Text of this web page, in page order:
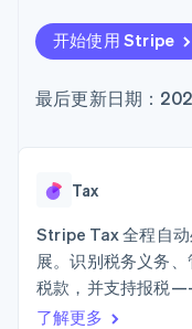
灵活的 UI 组件
支付方式
上
Terminal
Authorization
支付成功率优
Link
加速结账
Financial
Connections
关联金融账户
应
交易
资金
AI
创
游戏
酒
提
发
通过
代
开
API
开始使用 Stripe
最后更新日期：
Tax
Stripe Tax 全程自
展。识别税务义务
税款，并支持报税
了解更多